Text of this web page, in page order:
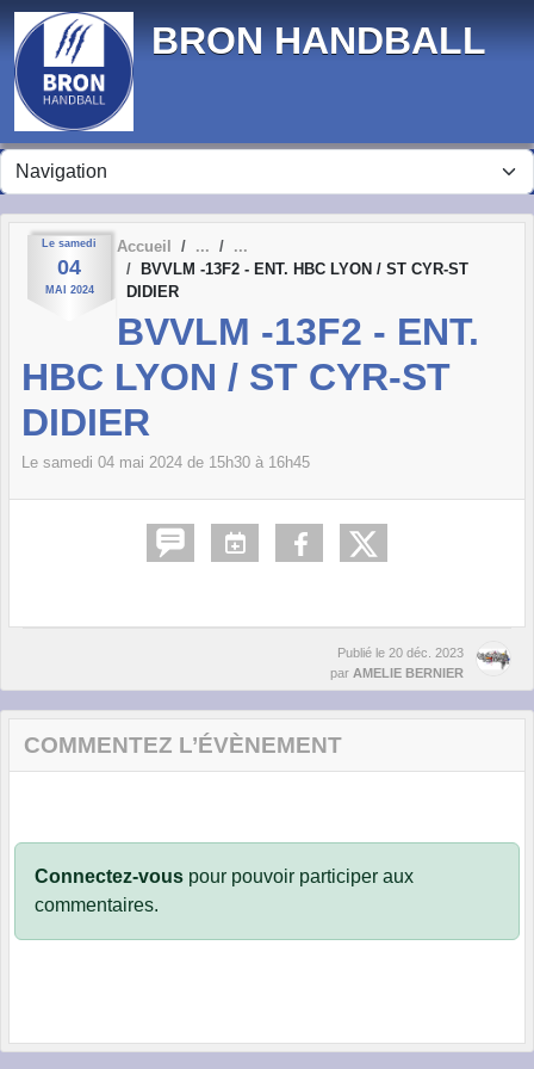
BRON HANDBALL
Le samedi
04
MAI 2024
Accueil
BVVLM -13F2 - ENT. HBC LYON / ST CYR-ST
DIDIER
BVVLM -13F2 - ENT.
HBC LYON / ST CYR-ST
DIDIER
Le samedi 04 mai 2024 de 15h30 à 16h45
Publié le 20 déc. 2023
par AMELIE BERNIER
COMMENTEZ L’ÉVÈNEMENT
Connectez-vous pour pouvoir participer aux
commentaires.
Panneau de gestion des cookies